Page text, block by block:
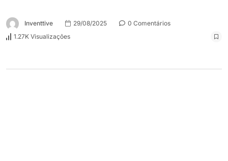
Inventtive 29/08/2025
0 Comentários
1.27K Visualizações